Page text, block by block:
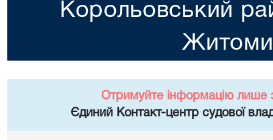
Корольовський
Отримуйте інформацію лише
Єдиний Контакт-центр судової